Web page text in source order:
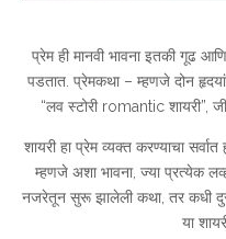
प्रेम ही मानवी भावना इतकी गूढ
पडतात. प्रेमकथा – म्हणजे दोन
“लव स्टोरी romantic शायरी”,
शायरी हा प्रेम व्यक्त करण्याचा
म्हणजे अशा भावना, ज्या प्रत्येक
नजरेतून सुरू झालेली कथा, तर कधी
या